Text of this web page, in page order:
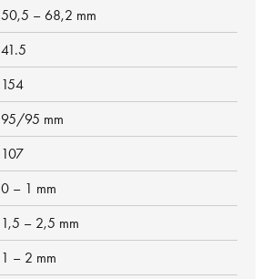
50,5 – 68,2 mm
41.5
154
95/95 mm
107
0 – 1 mm
1,5 – 2,5 mm
1 – 2 mm